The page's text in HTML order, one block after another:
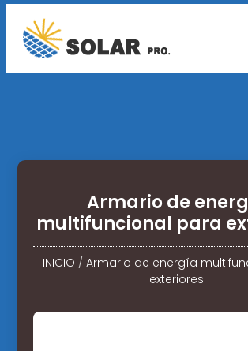
Armario de
multifuncional para
INICIO / Armario de energía
exteriores